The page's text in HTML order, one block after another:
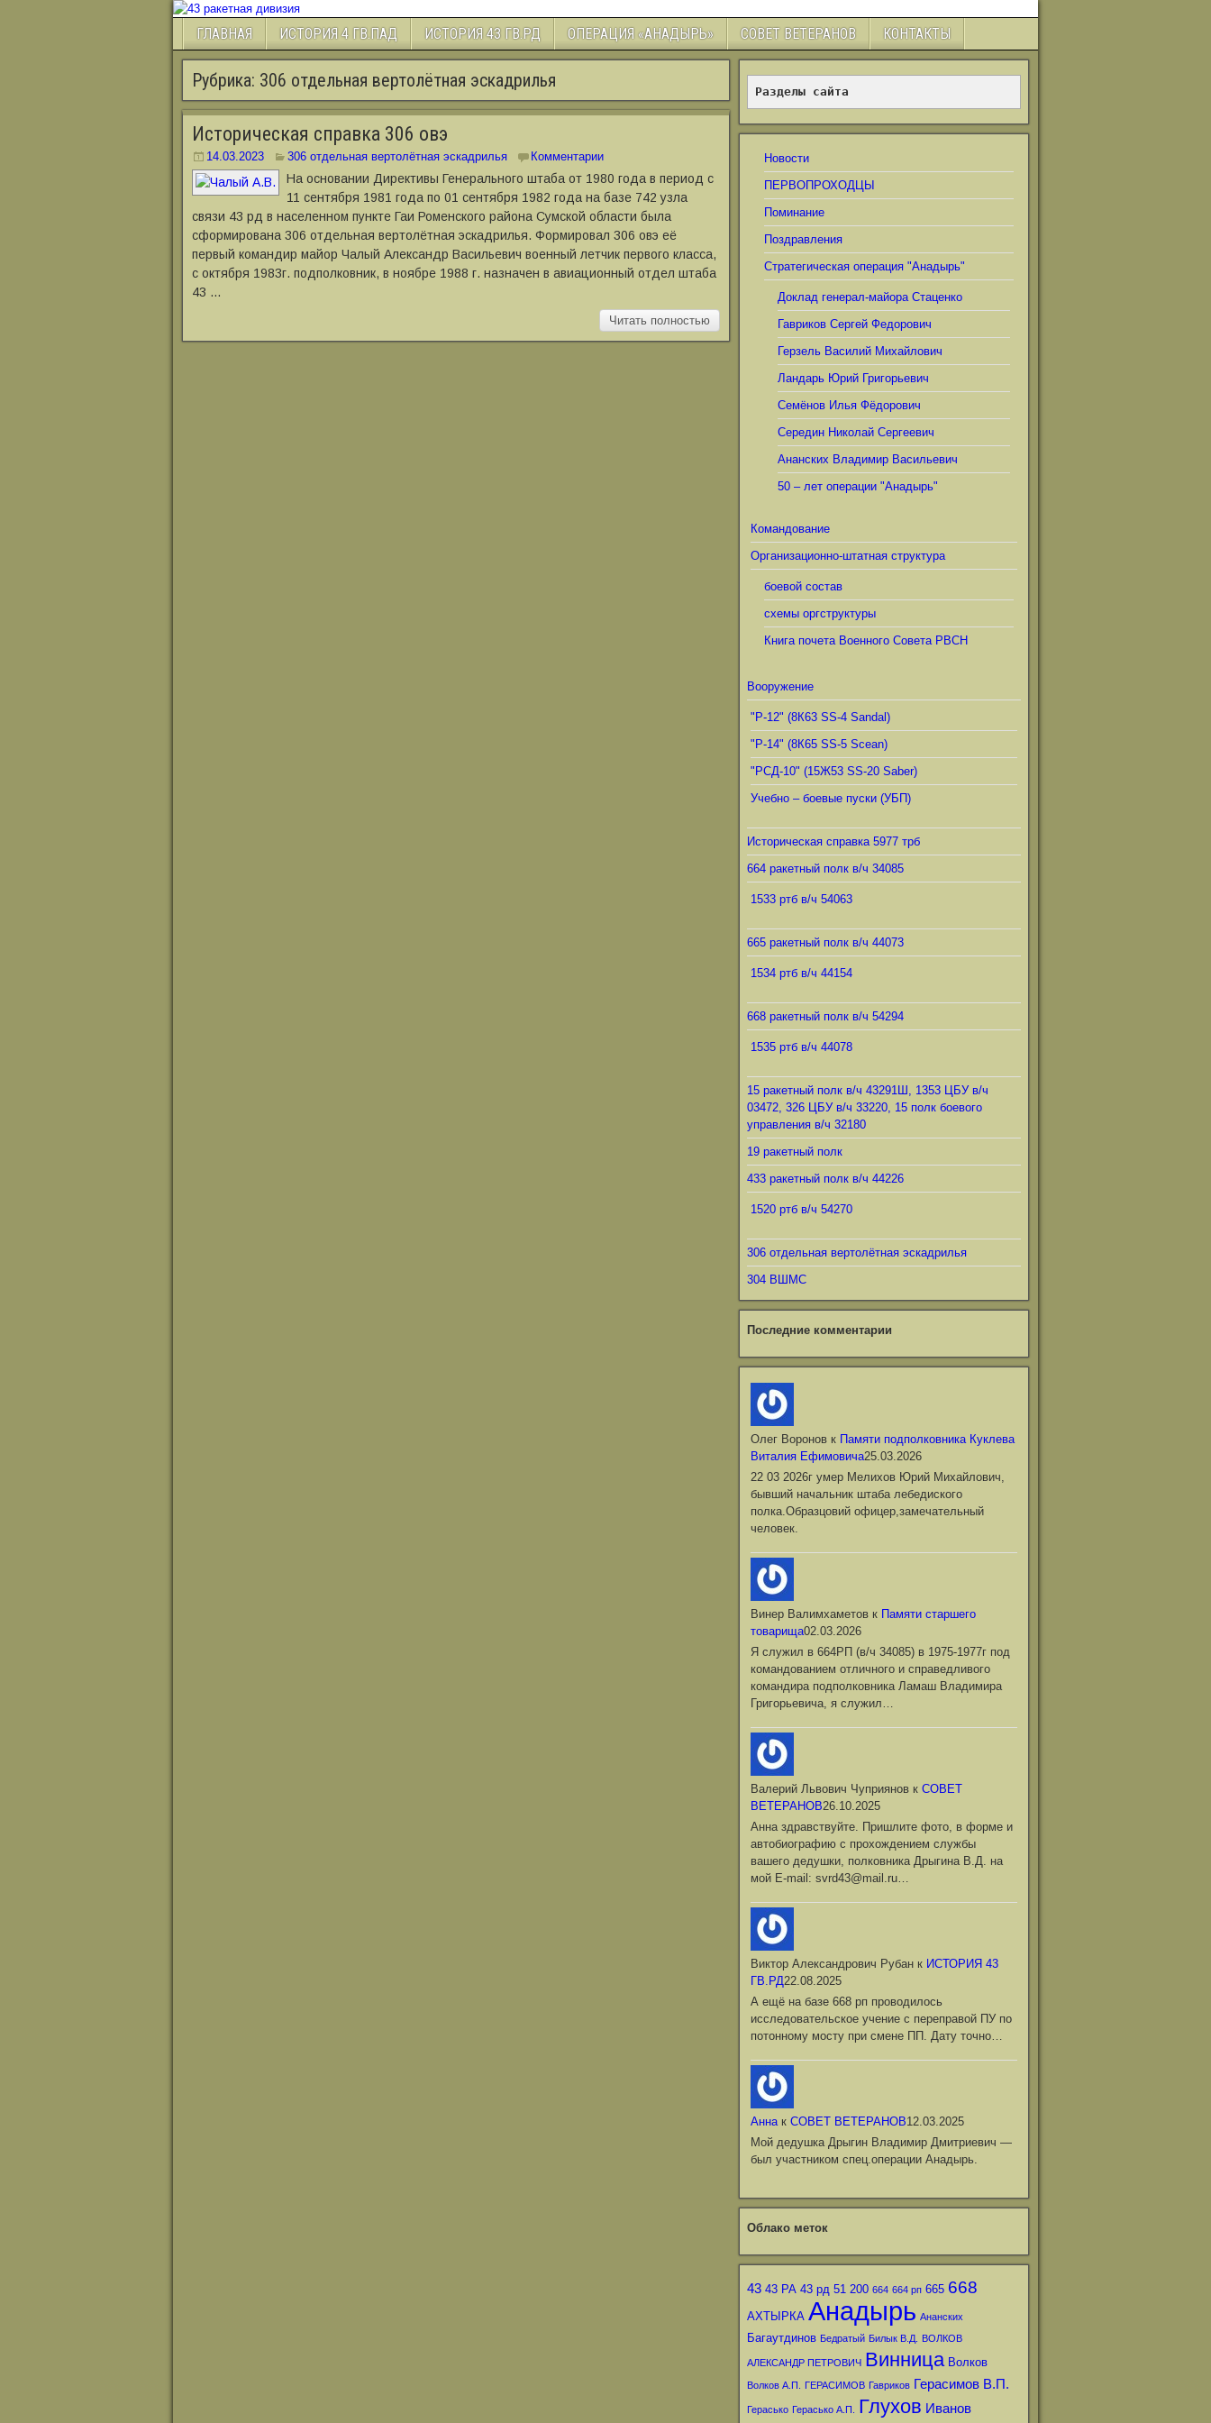
ГЛАВНАЯ ИСТОРИЯ 4 ГВ.ПАД ИСТОРИЯ 43 ГВ.РД ОПЕРАЦИЯ «АНАДЫРЬ» СОВЕТ ВЕТЕРАНОВ КОНТАКТЫ
Рубрика: 306 отдельная вертолётная эскадрилья
Историческая справка 306 овэ
14.03.2023 306 отдельная вертолётная эскадрилья Комментарии
На основании Директивы Генерального штаба от 1980 года в период с
11 сентября 1981 года по 01 сентября 1982 года на базе 742 узла
связи 43 рд в населенном пункте Гаи Роменского района Сумской области была
сформирована 306 отдельная вертолётная эскадрилья. Формировал 306 овэ её
первый командир майор Чалый Александр Васильевич военный летчик первого класса,
с октября 1983г. подполковник, в ноябре 1988 г. назначен в авиационный отдел штаба
43 …
Читать полностью
Разделы сайта
Новости
ПЕРВОПРОХОДЦЫ
Поминание
Поздравления
Стратегическая операция "Анадырь"
Доклад генерал-майора Стаценко
Гавриков Сергей Федорович
Герзель Василий Михайлович
Ландарь Юрий Григорьевич
Семёнов Илья Фёдорович
Середин Николай Сергеевич
Ананских Владимир Васильевич
50 – лет операции "Анадырь"
Командование
Организационно-штатная структура
боевой состав
схемы оргструктуры
Книга почета Военного Совета РВСН
Вооружение
"Р-12" (8К63 SS-4 Sandal)
"Р-14" (8К65 SS-5 Scean)
"РСД-10" (15Ж53 SS-20 Saber)
Учебно – боевые пуски (УБП)
Историческая справка 5977 трб
664 ракетный полк в/ч 34085
1533 ртб в/ч 54063
665 ракетный полк в/ч 44073
1534 ртб в/ч 44154
668 ракетный полк в/ч 54294
1535 ртб в/ч 44078
15 ракетный полк в/ч 43291Ш, 1353 ЦБУ в/ч
03472, 326 ЦБУ в/ч 33220, 15 полк боевого
управления в/ч 32180
19 ракетный полк
433 ракетный полк в/ч 44226
1520 ртб в/ч 54270
306 отдельная вертолётная эскадрилья
304 ВШМС
Последние комментарии
Олег Вороновк Памяти подполковника Куклева
Виталия Ефимовича25.03.2026
22 03 2026г умер Мелихов Юрий Михайлович,
бывший начальник штаба лебедиского
полка.Образцовий офицер,замечательный
человек.
Винер Валимхаметовк Памяти старшего
товарища02.03.2026
Я служил в 664РП (в/ч 34085) в 1975-1977г под
командованием отличного и справедливого
командира подполковника Ламаш Владимира
Григорьевича, я служил…
Валерий Львович Чуприяновк СОВЕТ
ВЕТЕРАНОВ26.10.2025
Анна здравствуйте. Пришлите фото, в форме и
автобиографию с прохождением службы
вашего дедушки, полковника Дрыгина В.Д. на
мой Е-mail: svrd43@mail.ru…
Виктор Александрович Рубанк ИСТОРИЯ 43
ГВ.РД22.08.2025
А ещё на базе 668 рп проводилось
исследовательское учение с переправой ПУ по
потонному мосту при смене ПП. Дату точно…
Аннак СОВЕТ ВЕТЕРАНОВ12.03.2025
Мой дедушка Дрыгин Владимир Дмитриевич —
был участником спец.операции Анадырь.
Облако меток
43 43 РА 43 рд 51 200 664 664 рп 665 668
АХТЫРКА Анадырь Ананских
Багаутдинов Бедратый Билык В.Д. ВОЛКОВ
АЛЕКСАНДР ПЕТРОВИЧ Винница Волков
Волков А.П. ГЕРАСИМОВ Гавриков Герасимов В.П.
Герасько Герасько А.П. Глухов Иванов